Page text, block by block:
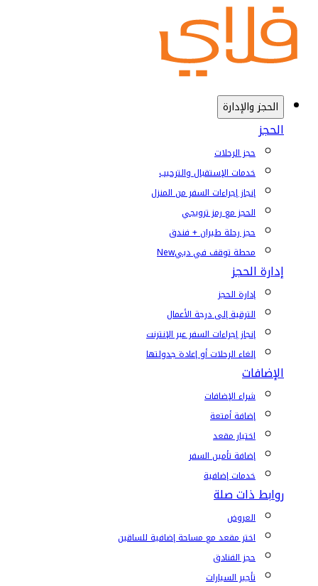
الحجز والإدارة
الحجز
حجز الرحلات
خدمات الإستقبال والترحيب
إنجاز إجراءات السفر من المنزل
الحجز مع رمز ترويجي
حجز رحلة طيران + فندق
محطة توقف في دبيNew
إدارة الحجز
إدارة الحجز
الترقية إلى درجة الأعمال
إنجاز إجراءات السفر عبر الإنترنت
إلغاء الرحلات أو إعادة جدولتها
الإضافات
شراء الإضافات
إضافة أمتعة
اختيار مقعد
إضافة تأمين السفر
خدمات إضافية
روابط ذات صلة
العروض
اختر مقعد مع مساحة إضافية للساقين
حجز الفنادق
تأجير السيارات